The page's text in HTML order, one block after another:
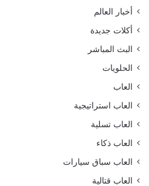
أخبار العالم
أكلات جديدة
البث المباشر
الحلويات
العاب
العاب استراتيجية
العاب تسلية
العاب ذكاء
العاب سباق سيارات
العاب قتالية